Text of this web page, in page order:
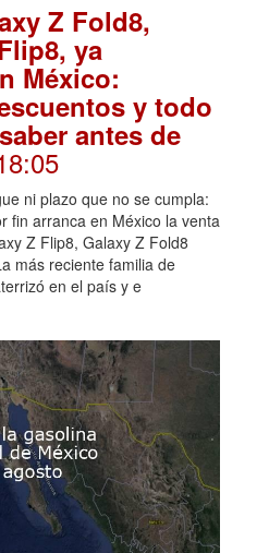
Z Fold8,
ya
México:
y todo
antes de
ni plazo que no se cumpla:
fin arranca en México la venta
Z Flip8, Galaxy Z Fold8
más reciente familia de
en el país y e